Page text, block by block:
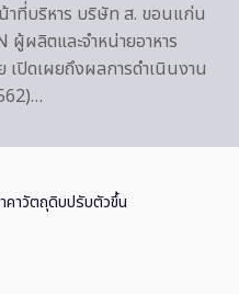
าที่บริหาร บริษัท ส. ขอนแก่น
ผู้ผลิตและจำหน่ายอาหาร
เปิดเผยถึงผลการดำเนินงาน
าวัตถุดิบปรับตัวขึ้น